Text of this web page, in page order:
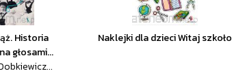
Historia
głosami...
Naklejki dla dzieci Witaj szkoło